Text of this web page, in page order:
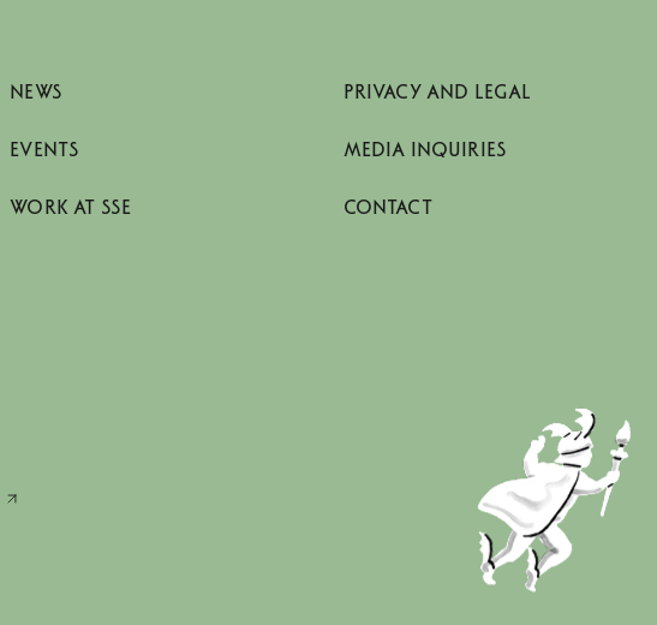
NEWS
EVENTS
WORK AT SSE
PRIVACY AND LEGAL
MEDIA INQUIRIES
CONTACT